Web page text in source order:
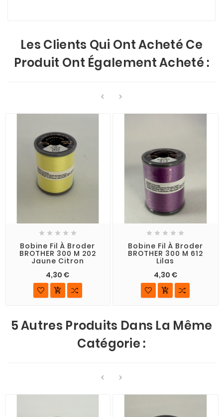
Les Clients Qui Ont Acheté Ce
Produit Ont Également Acheté :
 
    
Bobine Fil À Broder
BROTHER 300 M 202
Jaune Citron
4,30 €

    
Bobine Fil À Broder
BROTHER 300 M 612
Lilas
4,30 €

5 Autres Produits Dans La Même
Catégorie :
 